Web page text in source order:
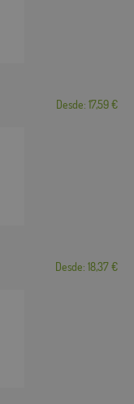
Desde: 17,59 €
Desde: 18,37 €